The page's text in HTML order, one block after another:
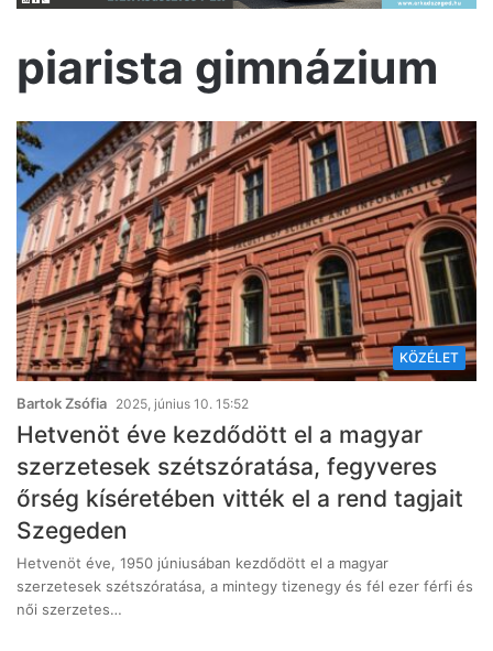
piarista gimnázium
KÖZÉLET
Bartok Zsófia 2025, június 10. 15:52
Hetvenöt éve kezdődött el a magyar
szerzetesek szétszóratása, fegyveres
őrség kíséretében vitték el a rend tagjait
Szegeden
Hetvenöt éve, 1950 júniusában kezdődött el a magyar
szerzetesek szétszóratása, a mintegy tizenegy és fél ezer férfi és
női szerzetes…